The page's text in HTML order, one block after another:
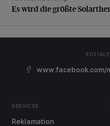
Es wird die größte
www.facebook.com/
SERVICES
Reklamation